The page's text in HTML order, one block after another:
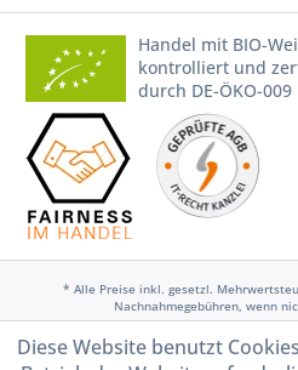
Handel mit BIO-
kontrolliert und
durch DE-ÖKO-009
* Alle Preise inkl. gesetzl.
Nachnahmegebühren, wenn
Widerruf
Diese Website benutzt